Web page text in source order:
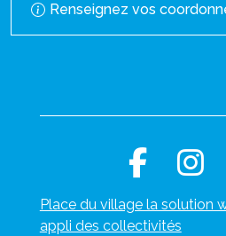
Renseignez vos
Place du village la solution
appli des collectivités